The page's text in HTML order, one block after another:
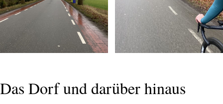
Das Dorf und darüber hinaus